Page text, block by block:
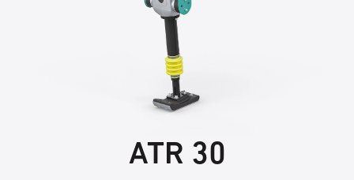
ATR 30